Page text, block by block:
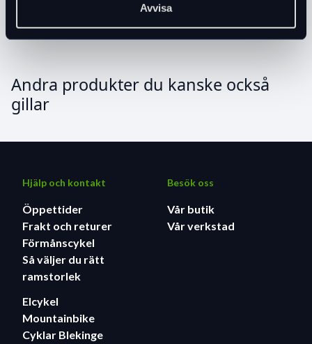
Avvisa
Produktrekommendationer
Andra produkter du kanske också
gillar
Hjälp och kontakt
Öppettider
Frakt och returer
Förmånscykel
Så väljer du rätt
ramstorlek
Elcykel
Mountainbike
Cyklar Blekinge
Besök oss
Vår butik
Vår verkstad